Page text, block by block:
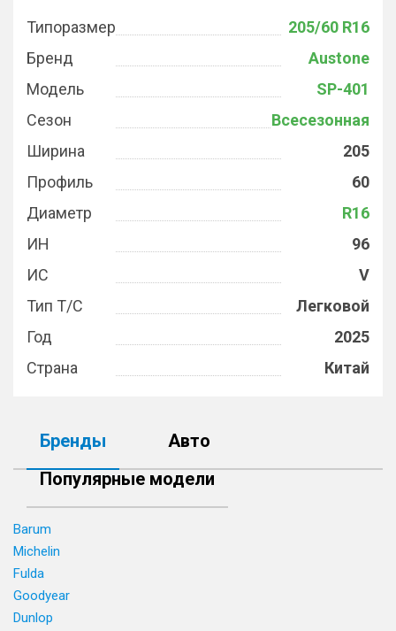
Типоразмер
205/60 R16
Бренд
Austone
Модель
SP-401
Сезон
Всесезонная
Ширина
205
Профиль
60
Диаметр
R16
ИН
96
ИС
V
Тип Т/С
Легковой
Год
2025
Страна
Китай
Бренды
Авто
Популярные модели
Barum
Michelin
Fulda
Goodyear
Dunlop